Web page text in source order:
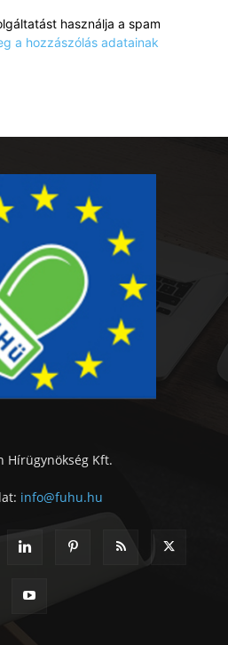
használja a spam
a hozzászólás adatainak
Hírügynökség Kft.
info@fuhu.hu